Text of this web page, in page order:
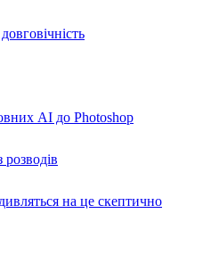
AI до Photoshop
на це скептично